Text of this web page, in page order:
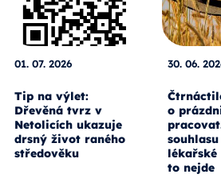
01. 07. 2026
Tip na výlet:
Dřevěná tvrz v
Netolicích ukazuje
drsný život raného
středověku
30. 06.
o
to nejde